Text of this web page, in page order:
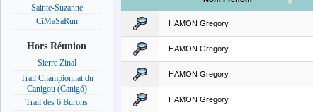
Sainte-Suzanne
CiMaSaRun
Hors Réunion
Sierre Zinal
Trail Championnat du
Canigou (Canigó)
Trail des 6 Burons
HAMON Gregory
HAMON Gregory
HAMON Gregory
HAMON Gregory